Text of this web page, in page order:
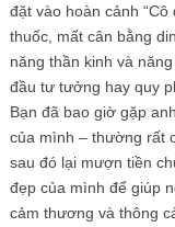
đặt vào hoàn cảnh
thuốc, mất cân bằng
năng thần kinh và
đầu tư tưởng hay quy
Bạn đã bao giờ gặp
của mình – thường rất
sau đó lại mượn tiền
đẹp của mình để giúp
cảm thương và thông